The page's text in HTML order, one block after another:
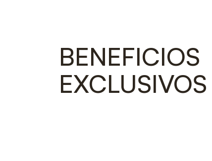
BENEFICIOS
EXCLUSIVOS